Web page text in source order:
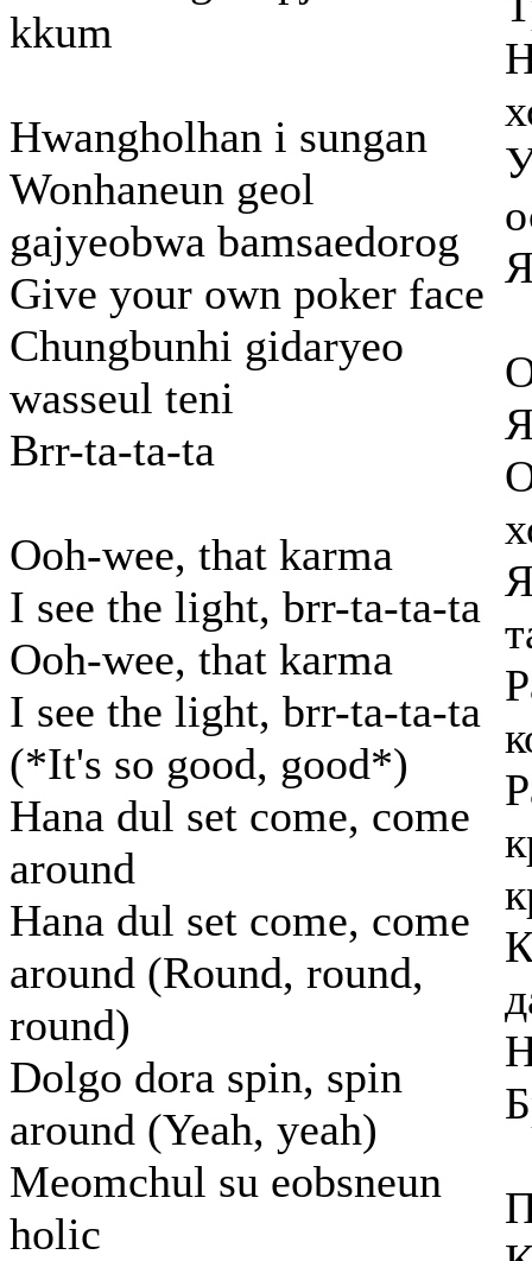
kkum
Hwangholhan i sungan
Wonhaneun geol
gajyeobwa bamsaedorog
Give your own poker face
Chungbunhi gidaryeo
wasseul teni
Brr-ta-ta-ta
Ooh-wee, that karma
I see the light, brr-ta-ta-ta
Ooh-wee, that karma
I see the light, brr-ta-ta-ta
(*It's so good, good*)
Hana dul set come, come
around
Hana dul set come, come
around (Round, round,
round)
Dolgo dora spin, spin
around (Yeah, yeah)
Meomchul su eobsneun
holic